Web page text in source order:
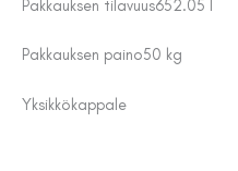
Pakkauksen tilavuus652.05 l
Pakkauksen paino50 kg
Yksikkökappale